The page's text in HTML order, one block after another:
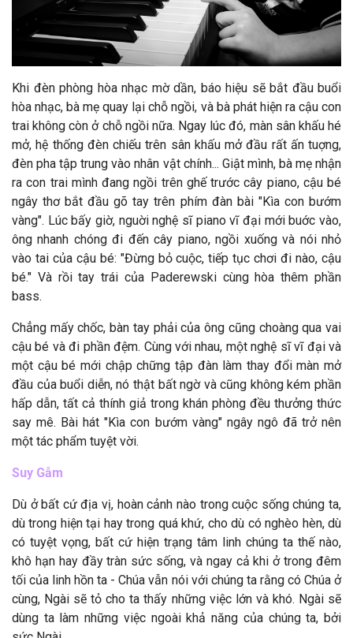
Khi đèn phòng hòa nhạc mờ dần, báo hiệu sẽ bắt đầu buổi
hòa nhạc, bà mẹ quay lại chỗ ngồi, và bà phát hiện ra cậu con
trai không còn ở chỗ ngồi nữa. Ngay lúc đó, màn sân khấu hé
mở, hệ thống đèn chiếu trên sân khấu mở đầu rất ấn tuợng,
đèn pha tập trung vào nhân vật chính... Giật mình, bà mẹ nhận
ra con trai mình đang ngồi trên ghế trước cây piano, cậu bé
ngây thơ bắt đầu gõ tay trên phím đàn bài "Kìa con bướm
vàng". Lúc bấy giờ, nguời nghệ sĩ piano vĩ đại mới buớc vào,
ông nhanh chóng đi đến cây piano, ngồi xuống và nói nhỏ
vào tai của cậu bé: "Đừng bỏ cuộc, tiếp tục chơi đi nào, cậu
bé." Và rồi tay trái của Paderewski cùng hòa thêm phần
bass.
Chẳng mấy chốc, bàn tay phải của ông cũng choàng qua vai
cậu bé và đi phần đệm. Cùng với nhau, một nghệ sĩ vĩ đại và
một cậu bé mới chập chững tập đàn làm thay đổi màn mở
đầu của buổi diễn, nó thật bất ngờ và cũng không kém phần
hấp dẫn, tất cả thính giả trong khán phòng đều thưởng thức
say mê. Bài hát "Kìa con bướm vàng" ngây ngô đã trở nên
một tác phẩm tuyệt vời.
Suy Gẫm
Dù ở bất cứ địa vị, hoàn cảnh nào trong cuộc sống chúng ta,
dù trong hiện tại hay trong quá khứ, cho dù có nghèo hèn, dù
có tuyệt vọng, bất cứ hiện trạng tâm linh chúng ta thế nào,
khô hạn hay đầy tràn sức sống, và ngay cả khi ở trong đêm
tối của linh hồn ta - Chúa vẫn nói với chúng ta rằng có Chúa ở
cùng, Ngài sẽ tỏ cho ta thấy những việc lớn và khó. Ngài sẽ
dùng ta làm những việc ngoài khả năng của chúng ta, bởi